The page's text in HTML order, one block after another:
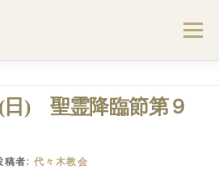
メニュー
日) 聖霊降臨節第９
稿者: 代々木教会